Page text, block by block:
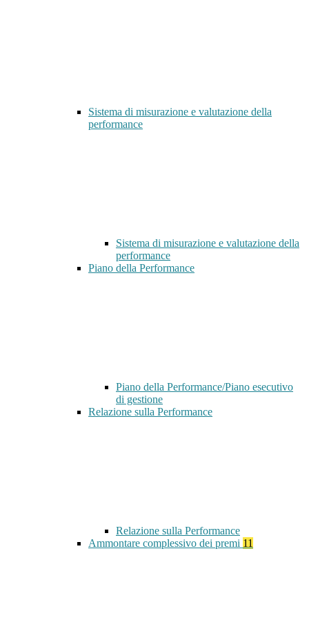
Sistema di misurazione e valutazione della
performance
Sistema di misurazione e valutazione della
performance
Piano della Performance
Piano della Performance/Piano esecutivo
di gestione
Relazione sulla Performance
Relazione sulla Performance
Ammontare complessivo dei premi 11